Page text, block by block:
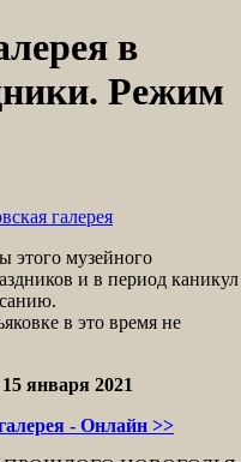
в
Режим
галерея
этого музейного
и в период каникул
в это время не
января 2021
- Онлайн >>